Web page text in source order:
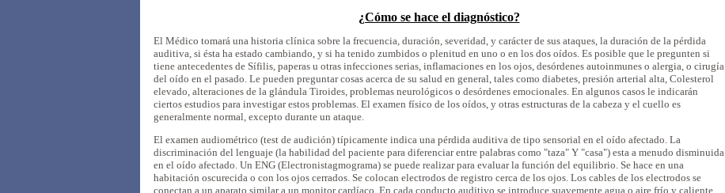
¿Cómo se hace el diagnóstico?
El Médico tomará una historia clínica sobre la frecuencia, duración, severidad, y carácter de sus ataques, la duración de la pérdida
auditiva, si ésta ha estado cambiando, y si ha tenido zumbidos o plenitud en uno o en los dos oídos. Es posible que le pregunten si
tiene antecedentes de Sífilis, paperas u otras infecciones serias, inflamaciones en los ojos, desórdenes autoinmunes o alergia, o cirugía
del oído en el pasado. Le pueden preguntar cosas acerca de su salud en general, tales como diabetes, presión arterial alta, Colesterol
elevado, alteraciones de la glándula Tiroides, problemas neurológicos o desórdenes emocionales. En algunos casos le indicarán
ciertos estudios para investigar estos problemas. El examen físico de los oídos, y otras estructuras de la cabeza y el cuello es
generalmente normal, excepto durante un ataque.
El examen audiométrico (test de audición) típicamente indica una pérdida auditiva de tipo sensorial en el oído afectado. La
discriminación del lenguaje (la habilidad del paciente para diferenciar entre palabras como "taza" Y "casa") esta a menudo disminuida
en el oído afectado. Un ENG (Electronistagmograma) se puede realizar para evaluar la función del equilibrio. Se hace en una
habitación oscurecida o con los ojos cerrados. Se colocan electrodos de registro cerca de los ojos. Los cables de los electrodos se
conectan a un aparato similar a un monitor cardíaco. En cada conducto auditivo se introduce suavemente agua o aire frío y caliente.